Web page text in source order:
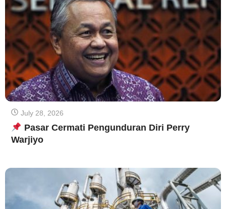
July 28, 2026
Pasar Cermati Pengunduran Diri Perry
Warjiyo